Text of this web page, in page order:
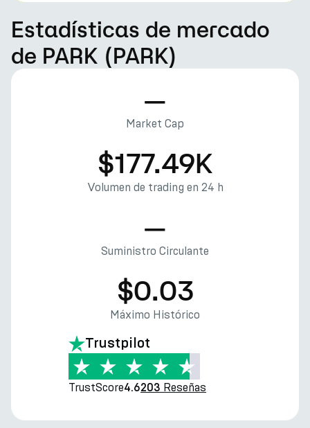
Estadísticas de mercado
de PARK (PARK)
—
Market Cap
$177.49K
Volumen de trading en 24 h
—
Suministro Circulante
$0.03
Máximo Histórico
Trustpilot
TrustScore4.6203 Reseñas